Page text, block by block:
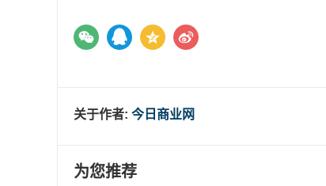
关于作者: 今日商业网
为您推荐